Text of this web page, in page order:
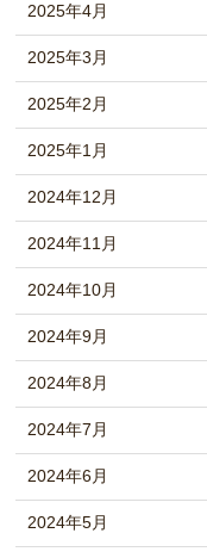
2025年4月
2025年3月
2025年2月
2025年1月
2024年12月
2024年11月
2024年10月
2024年9月
2024年8月
2024年7月
2024年6月
2024年5月